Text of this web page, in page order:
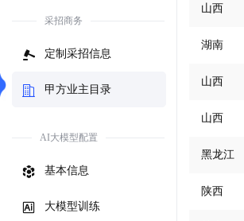
采招商务
定制采招信息
甲方业主目录
AI大模型配置
基本信息
大模型训练
山西
湖南
山西
山西
黑龙江
陕西